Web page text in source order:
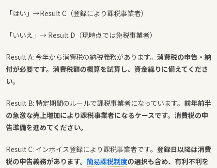
「はい」→Result C（登録により課税事業者）
「いいえ」→ Result D（現時点では免税事業者）
Result A: 今年から消費税の納税義務があります。 消費税の申告・納
付が必要です。消費税額の概算を試算し、資金繰りに備えてくださ
い。
Result B: 特定期間のルールで課税事業者になっています。 前年前半
の急激な売上増加により課税事業者になるケースです。消費税の申
告準備を進めてください。
Result C: インボイス登録により課税事業者です。 登録日以降は消費
税の申告義務があります。 簡易課税制度の選択も含め、有利不利を